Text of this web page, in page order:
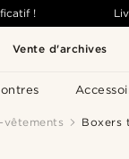
Vente d'archives
!
vêtements Boxers